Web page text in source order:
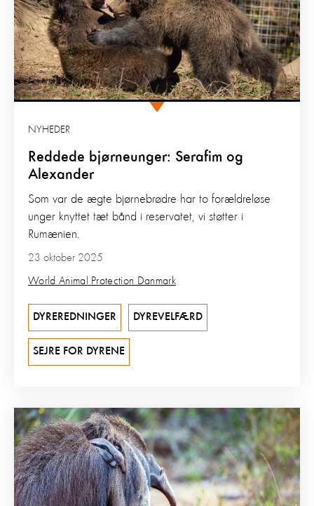
Reddede bjørneunger: Serafim og
Alexander
NYHEDER
23 oktober 2025
World Animal Protection Danmark
Som var de ægte bjørnebrødre har to forældreløse
unger knyttet tæt bånd i reservatet, vi støtter i
Rumænien.
DYREREDNINGER DYREVELFÆRD
SEJRE FOR DYRENE